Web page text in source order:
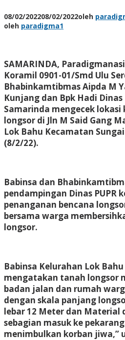
08/02/202208/02/2022oleh
oleh paradigma1
SAMARINDA,
Koramil 0901-01/Smd Ulu
Bhabinkamtibmas Aipda M
Kunjang dan Bpk Hadi Dinas
Samarinda mengecek
longsor di Jln M Said Gang
Lok Bahu Kecamatan
(8/2/22).
Babinsa dan
pendampingan Dinas PUPR
penanganan bencana
bersama warga
longsor.
Babinsa Kelurahan Lok
mengatakan tanah longsor
badan jalan dan rumah
dengan skala panjang
lebar 12 Meter dan Material
sebagian masuk ke
menimbulkan korban jiwa,”